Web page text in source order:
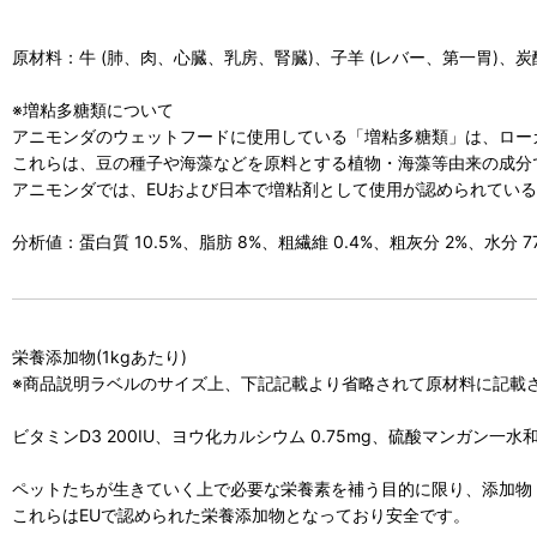
原材料：牛 (肺、肉、心臓、乳房、腎臓)、子羊 (レバー、第一胃)、
※増粘多糖類について
アニモンダのウェットフードに使用している「増粘多糖類」は、ロ
これらは、豆の種子や海藻などを原料とする植物・海藻等由来の成
アニモンダでは、EUおよび日本で増粘剤として使用が認められてい
分析値：蛋白質 10.5%、脂肪 8%、粗繊維 0.4%、粗灰分 2%、水分
栄養添加物(1kgあたり)
※商品説明ラベルのサイズ上、下記記載より省略されて原材料に記載
ビタミンD3 200IU、ヨウ化カルシウム 0.75mg、硫酸マンガン一水
ペットたちが生きていく上で必要な栄養素を補う目的に限り、添加
これらはEUで認められた栄養添加物となっており安全です。